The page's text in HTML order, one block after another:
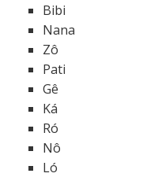
Bibi
Nana
Zô
Pati
Gê
Ká
Ró
Nô
Ló